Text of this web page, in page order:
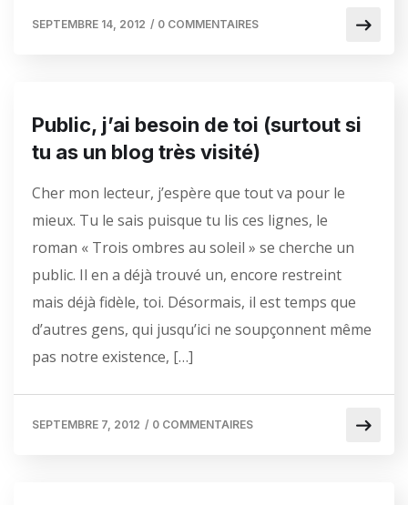
SEPTEMBRE 14, 2012 / 0 COMMENTAIRES
Public, j’ai besoin de toi (surtout si
tu as un blog très visité)
Cher mon lecteur, j’espère que tout va pour le
mieux. Tu le sais puisque tu lis ces lignes, le
roman « Trois ombres au soleil » se cherche un
public. Il en a déjà trouvé un, encore restreint
mais déjà fidèle, toi. Désormais, il est temps que
d’autres gens, qui jusqu’ici ne soupçonnent même
pas notre existence, […]
SEPTEMBRE 7, 2012 / 0 COMMENTAIRES